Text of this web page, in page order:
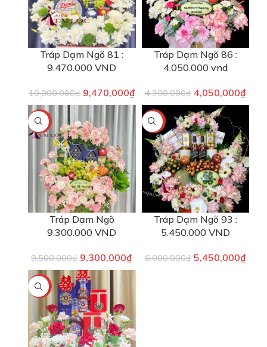
Tráp Dạm Ngõ 81 :
9.470.000 VND
10,000,000₫ 9,470,000₫
Tráp Dạm Ngõ 86 :
4.050.000 vnd
4,300,000₫ 4,050,000₫
-2%
Tráp Dạm Ngõ
9.300.000 VND
9,500,000₫ 9,300,000₫
-9%
Tráp Dạm Ngõ 93 :
5.450.000 VND
6,000,000₫ 5,450,000₫
-9%